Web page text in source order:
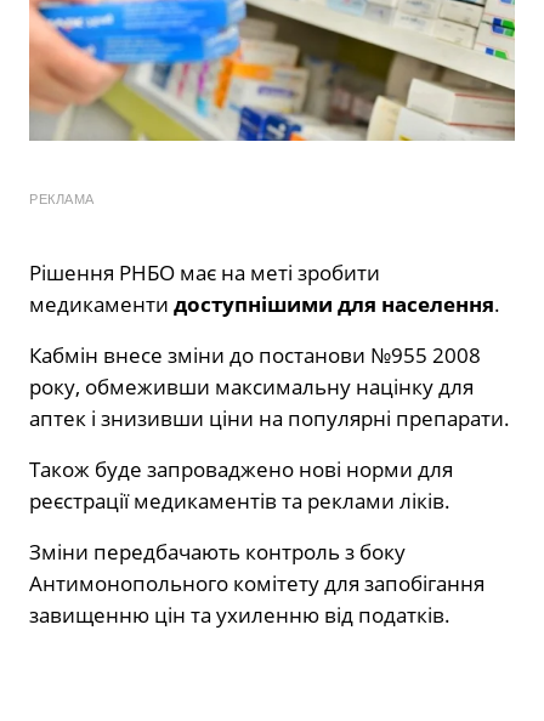
РЕКЛАМА
Рішення РНБО має на меті зробити
медикаменти доступнішими для населення.
Кабмін внесе зміни до постанови №955 2008
року, обмеживши максимальну націнку для
аптек і знизивши ціни на популярні препарати.
Також буде запроваджено нові норми для
реєстрації медикаментів та реклами ліків.
Зміни передбачають контроль з боку
Антимонопольного комітету для запобігання
завищенню цін та ухиленню від податків.